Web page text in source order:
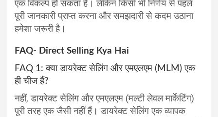
एक विकल्प हो सकता है। लेकिन किसी भी निर्णय से पहले
पूरी जानकारी प्राप्त करना और समझदारी से कदम उठाना
हमेशा जरूरी है।
FAQ- Direct Selling Kya Hai
FAQ 1: क्या डायरेक्ट सेलिंग और एमएलएम (MLM) एक
ही चीज हैं?
नहीं, डायरेक्ट सेलिंग और एमएलएम (मल्टी लेवल मार्केटिंग)
पूरी तरह एक जैसी नहीं हैं। डायरेक्ट सेलिंग एक व्यापक